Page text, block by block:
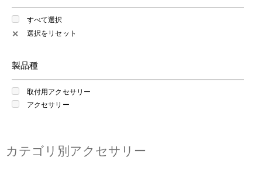
すべて選択
✕ 選択をリセット
製品種
取付用アクセサリー
アクセサリー
カテゴリ別アクセサリー